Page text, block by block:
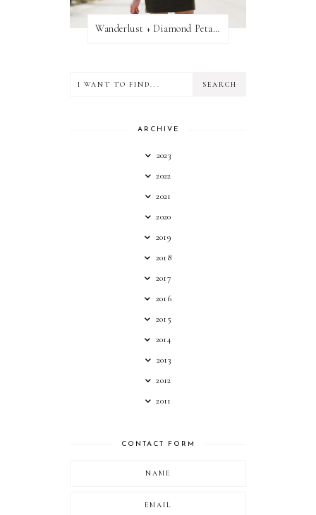
Wanderlust + Diamond Petal Giveaway
ARCHIVE
2023
2022
2021
2020
2019
2018
2017
2016
2015
2014
2013
2012
2011
CONTACT FORM